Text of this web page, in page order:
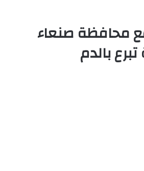
محافظة صنعاء
بالدم